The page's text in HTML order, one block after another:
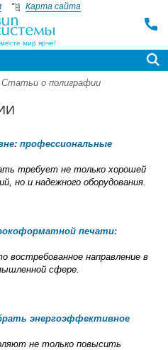
мир ярче!
Карта сайта
Статьи о полиграфии
профессиональные
требует не только хорошей
но и надежного оборудования.
печати:
направление в
сфере.
энергоэффективное
не только повысить